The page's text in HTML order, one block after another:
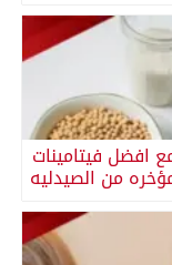
افضل فيتامينات
من الصيدليه